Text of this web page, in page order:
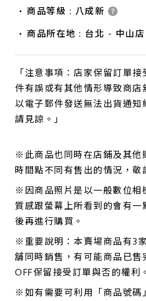
商品等級 : 八成新
商品所在地 : 台北 - 中山店
「注意事項：店家保留訂單
件有誤或有其他情形導致商
以電子郵件發送無法出貨通
請見諒。」
※此商品也同時在店鋪及其他
時間點不同有售出的情況，敬
※因商品照片是以一般數位相
質感跟螢幕上所看到的會有
後再進行購買。
※重要說明：本賣場商品有3
舖同時銷售，有可能商品已售
OFF保留接受訂單與否的權利。
※如有需要可利用「商品號碼